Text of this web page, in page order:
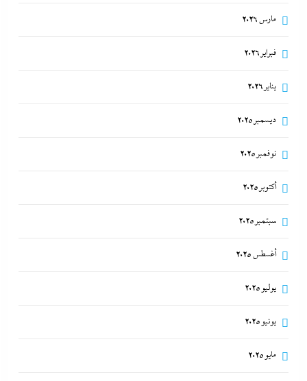
مارس 2026
فبراير 2026
يناير 2026
ديسمبر 2025
نوفمبر 2025
أكتوبر 2025
سبتمبر 2025
أغسطس 2025
يوليو 2025
يونيو 2025
مايو 2025